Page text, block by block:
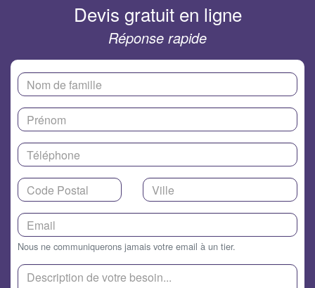
Devis gratuit en ligne
Réponse rapide
Nous ne communiquerons jamais votre email à un tier.